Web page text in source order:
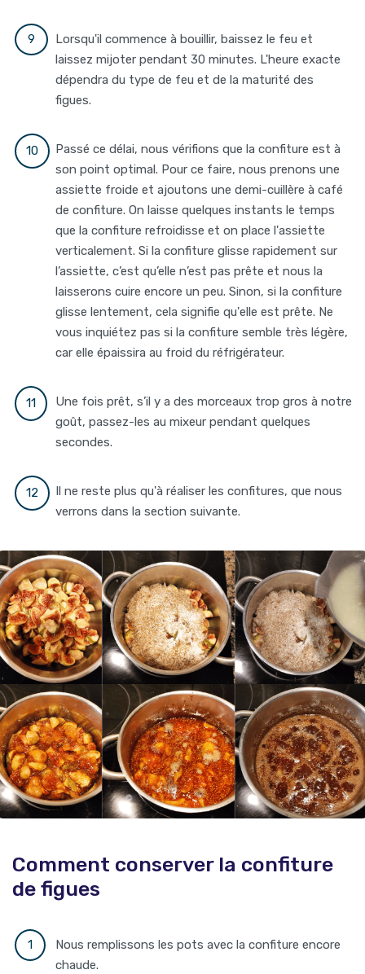
Lorsqu'il commence à bouillir, baissez le feu et
laissez mijoter pendant 30 minutes. L'heure exacte
dépendra du type de feu et de la maturité des
figues.
Passé ce délai, nous vérifions que la confiture est à
son point optimal. Pour ce faire, nous prenons une
assiette froide et ajoutons une demi-cuillère à café
de confiture. On laisse quelques instants le temps
que la confiture refroidisse et on place l'assiette
verticalement. Si la confiture glisse rapidement sur
l’assiette, c’est qu’elle n’est pas prête et nous la
laisserons cuire encore un peu. Sinon, si la confiture
glisse lentement, cela signifie qu'elle est prête. Ne
vous inquiétez pas si la confiture semble très légère,
car elle épaissira au froid du réfrigérateur.
Une fois prêt, s’il y a des morceaux trop gros à notre
goût, passez-les au mixeur pendant quelques
secondes.
Il ne reste plus qu'à réaliser les confitures, que nous
verrons dans la section suivante.
Comment conserver la confiture
de figues
Nous remplissons les pots avec la confiture encore
chaude.